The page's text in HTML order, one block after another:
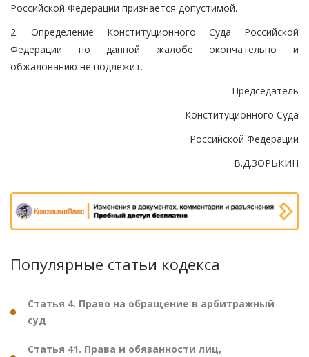
Российской Федерации признается допустимой.
2. Определение Конституционного Суда Российской
Федерации по данной жалобе окончательно и
обжалованию не подлежит.
Председатель
Конституционного Суда
Российской Федерации
В.Д.ЗОРЬКИН
Популярные статьи кодекса
Статья 4. Право на обращение в арбитражный
суд
Статья 41. Права и обязанности лиц,